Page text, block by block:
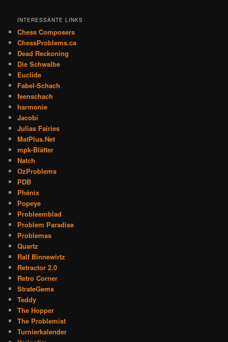
INTERESSANTE LINKS
Chess Composers
ChessProblems.ca
Dead Reckoning
Die Schwalbe
Euclide
Fabel-Schach
feenschach
harmonie
Jacobi
Julias Fairies
MatPlus.Net
mpk-Blätter
Natch
OzProblems
PDB
Phénix
Popeye
Probleemblad
Problem Paradise
Problemas
Quartz
Ralf Binnewirtz
Retractor 2.0
Retro Corner
StrateGems
Teddy
The Hopper
The Problemist
Turnierkalender